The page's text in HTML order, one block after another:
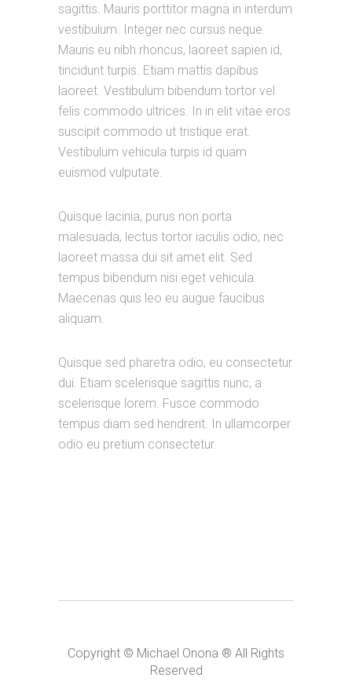
sagittis. Mauris porttitor magna in interdum
vestibulum. Integer nec cursus neque.
Mauris eu nibh rhoncus, laoreet sapien id,
tincidunt turpis. Etiam mattis dapibus
laoreet. Vestibulum bibendum tortor vel
felis commodo ultrices. In in elit vitae eros
suscipit commodo ut tristique erat.
Vestibulum vehicula turpis id quam
euismod vulputate.
Quisque lacinia, purus non porta
malesuada, lectus tortor iaculis odio, nec
laoreet massa dui sit amet elit. Sed
tempus bibendum nisi eget vehicula.
Maecenas quis leo eu augue faucibus
aliquam.
Quisque sed pharetra odio, eu consectetur
dui. Etiam scelerisque sagittis nunc, a
scelerisque lorem. Fusce commodo
tempus diam sed hendrerit. In ullamcorper
odio eu pretium consectetur.
Copyright © Michael Onona ® All Rights
Reserved